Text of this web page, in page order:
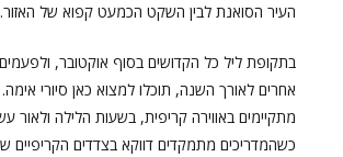
העיר הסואנת לבין השקט הכמעט קפוא של האזור.
בתקופת ליל כל הקדושים בסוף אוקטובר,
אחרים לאורך השנה, תוכלו למצוא כאן סיורי אימה.
מתקיימים באווירה קריפית, בשעות הלילה ולאור
כשהמדריכים מתמקדים דווקא בצדדים הקריפיים